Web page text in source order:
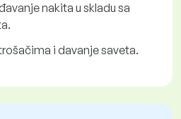
nakita u skladu sa
i davanje saveta.